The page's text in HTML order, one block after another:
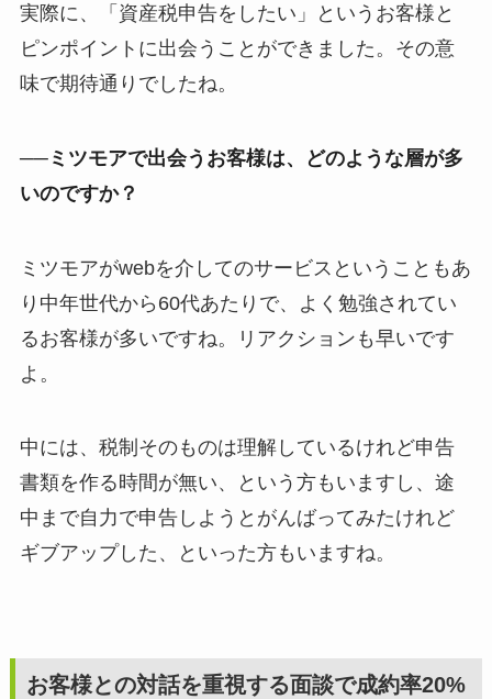
実際に、「資産税申告をしたい」というお客様と
ピンポイントに出会うことができました。その意
味で期待通りでしたね。
──ミツモアで出会うお客様は、どのような層が多
いのですか？
ミツモアがwebを介してのサービスということもあ
り中年世代から60代あたりで、よく勉強されてい
るお客様が多いですね。リアクションも早いです
よ。
中には、税制そのものは理解しているけれど申告
書類を作る時間が無い、という方もいますし、途
中まで自力で申告しようとがんばってみたけれど
ギブアップした、といった方もいますね。
お客様との対話を重視する面談で成約率20%